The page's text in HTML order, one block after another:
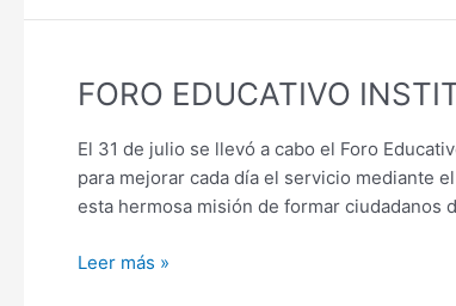
FORO EDUCATIVO
El 31 de julio se llevó a cabo el Foro
para mejorar cada día el servicio mediante
esta hermosa misión de formar ciudadanos
FORO
INSTITUCIONAL
2023
Leer más »